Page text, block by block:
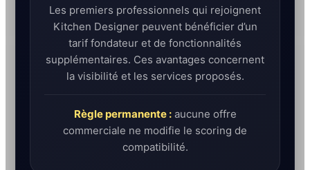
Les premiers professionnels qui rejoignent
Kitchen Designer peuvent bénéficier d’un
tarif fondateur et de fonctionnalités
supplémentaires. Ces avantages concernent
la visibilité et les services proposés.
Règle permanente :aucune offre
commerciale ne modifie le scoring de
compatibilité.